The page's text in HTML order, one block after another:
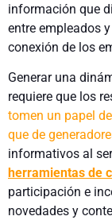
información que
entre empleados
conexión de los
Generar una
requiere que los
tomen un papel
que de
informativos al
herramientas de
participación e
novedades y